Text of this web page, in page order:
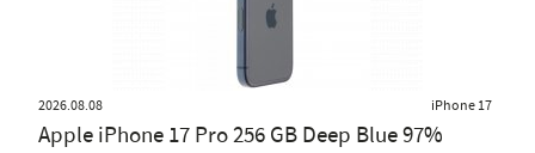
2026.08.08 iPhone 17
Apple iPhone 17 Pro 256 GB Deep Blue 97%